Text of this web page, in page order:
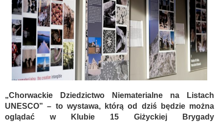
„Chorwackie Dziedzictwo Niematerialne na Listach
UNESCO” – to wystawa, którą od dziś będzie można
oglądać w Klubie 15 Giżyckiej Brygady